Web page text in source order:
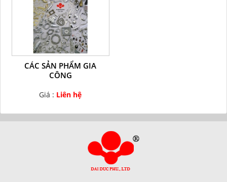
CÁC SẢN PHẨM GIA
CÔNG
Giá : Liên hệ